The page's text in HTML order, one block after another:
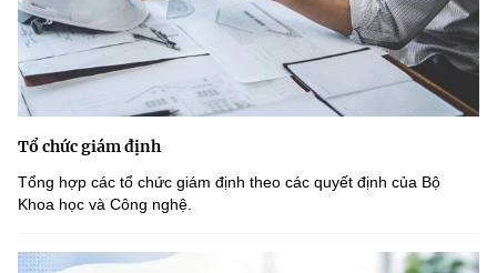
Tổ chức giám định
Tổng hợp các tổ chức giám định theo các quyết định của Bộ
Khoa học và Công nghệ.